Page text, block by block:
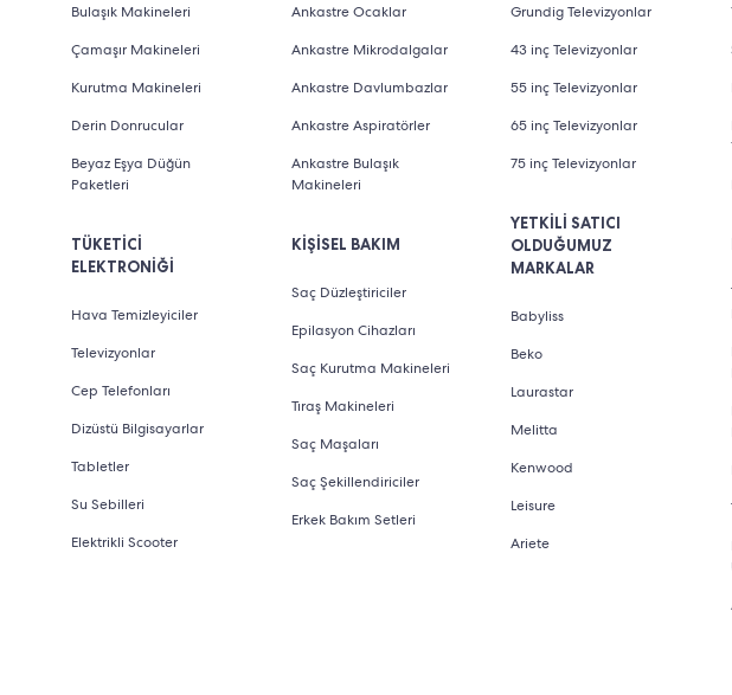
Bulaşık Makineleri
Çamaşır Makineleri
Kurutma Makineleri
Derin Donrucular
Beyaz Eşya Düğün
Paketleri
TÜKETİCİ
ELEKTRONİĞİ
Hava Temizleyiciler
Televizyonlar
Cep Telefonları
Dizüstü Bilgisayarlar
Tabletler
Su Sebilleri
Elektrikli Scooter
Ankastre Ocaklar
Ankastre Mikrodalgalar
Ankastre Davlumbazlar
Ankastre Aspiratörler
Ankastre Bulaşık
Makineleri
KİŞİSEL BAKIM
Saç Düzleştiriciler
Epilasyon Cihazları
Saç Kurutma Makineleri
Tıraş Makineleri
Saç Maşaları
Saç Şekillendiriciler
Erkek Bakım Setleri
Grundig Televizyonlar
43 inç Televizyonlar
55 inç Televizyonlar
65 inç Televizyonlar
75 inç Televizyonlar
YETKİLİ SATICI
OLDUĞUMUZ
MARKALAR
Babyliss
Beko
Laurastar
Melitta
Kenwood
Leisure
Ariete